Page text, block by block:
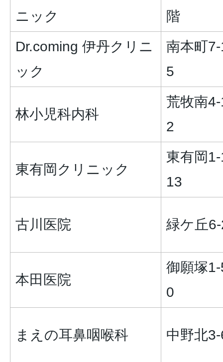
ニック
階
Dr.coming 伊丹クリニ
ック
南本町
5
林小児科内科
荒牧南
2
東有岡クリニック
東有岡
13
古川医院 緑ケ丘
本田医院
御願塚
0
まえの耳鼻咽喉科 中野北